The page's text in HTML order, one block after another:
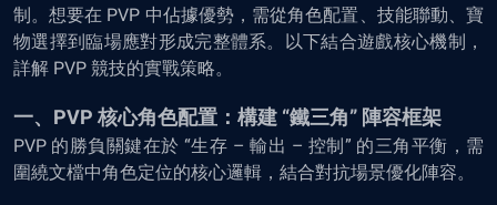
制。想要在 PVP 中佔據優勢，需從角色配置、技能聯動、寶
物選擇到臨場應對形成完整體系。以下結合遊戲核心機制，
詳解 PVP 競技的實戰策略。
一、PVP 核心角色配置：構建 “鐵三角” 陣容框架
PVP 的勝負關鍵在於 “生存 – 輸出 – 控制” 的三角平衡，需
圍繞文檔中角色定位的核心邏輯，結合對抗場景優化陣容。